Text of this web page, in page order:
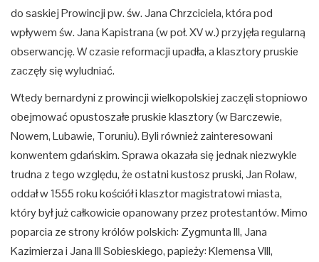
do saskiej Prowincji pw. św. Jana Chrzciciela, która pod
wpływem św. Jana Kapistrana (w poł. XV w.) przyjęła regularną
obserwancję. W czasie reformacji upadła, a klasztory pruskie
zaczęły się wyludniać.
Wtedy bernardyni z prowincji wielkopolskiej zaczęli stopniowo
obejmować opustoszałe pruskie klasztory (w Barczewie,
Nowem, Lubawie, Toruniu). Byli również zainteresowani
konwentem gdańskim. Sprawa okazała się jednak niezwykle
trudna z tego względu, że ostatni kustosz pruski, Jan Rolaw,
oddał w 1555 roku kościół i klasztor magistratowi miasta,
który był już całkowicie opanowany przez protestantów. Mimo
poparcia ze strony królów polskich: Zygmunta III, Jana
Kazimierza i Jana III Sobieskiego, papieży: Klemensa VIII,